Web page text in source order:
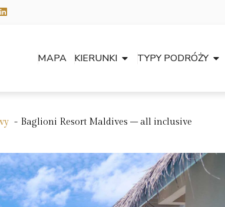
MAPA KIERUNKI TYPY PODRÓŻY
Baglioni Resort Maldives – all inclusive